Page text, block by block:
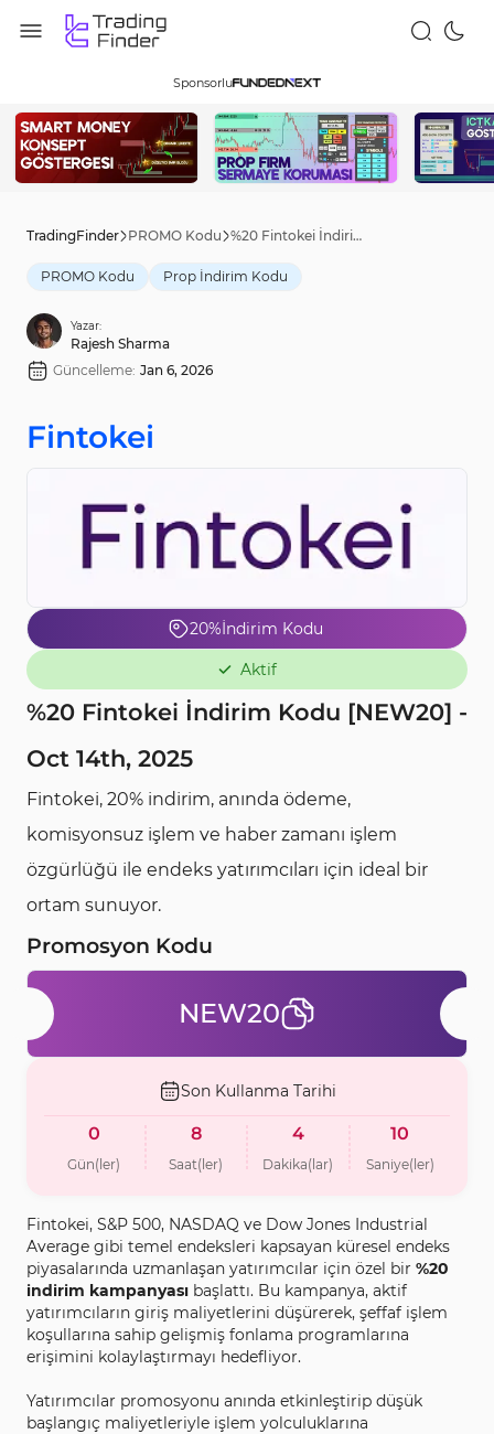
Sponsorlu
TradingFinder PROMO Kodu %20 Fintokei İndirim Kodu [NEW20] - Oct 14th, 2025
PROMO Kodu Prop İndirim Kodu
Yazar:
Rajesh Sharma
Güncelleme: Jan 6, 2026
Fintokei
20%İndirim Kodu
Aktif
%20 Fintokei İndirim Kodu [NEW20] -
Oct 14th, 2025
Fintokei, 20% indirim, anında ödeme,
komisyonsuz işlem ve haber zamanı işlem
özgürlüğü ile endeks yatırımcıları için ideal bir
ortam sunuyor.
Promosyon Kodu
NEW20
Son Kullanma Tarihi
0
Gün(ler)
8
Saat(ler)
4
Dakika(lar)
9
Saniye(ler)
Fintokei, S&P 500, NASDAQ ve Dow Jones Industrial
Average gibi temel endeksleri kapsayan küresel endeks
piyasalarında uzmanlaşan yatırımcılar için özel bir %20
indirim kampanyası başlattı. Bu kampanya, aktif
yatırımcıların giriş maliyetlerini düşürerek, şeffaf işlem
koşullarına sahip gelişmiş fonlama programlarına
erişimini kolaylaştırmayı hedefliyor.
Yatırımcılar promosyonu anında etkinleştirip düşük
başlangıç maliyetleriyle işlem yolculuklarına